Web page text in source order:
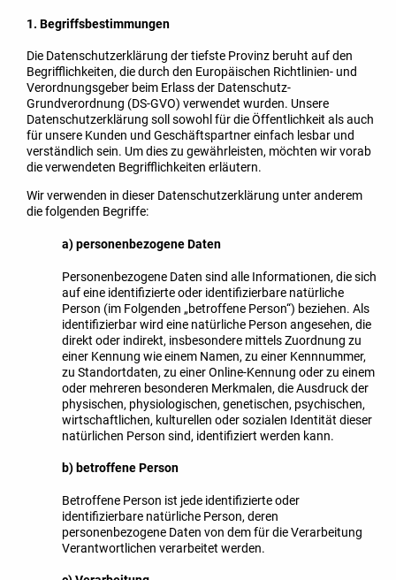
1. Begriffsbestimmungen
Die Datenschutzerklärung der tiefste Provinz beruht auf den
Begrifflichkeiten, die durch den Europäischen Richtlinien- und
Verordnungsgeber beim Erlass der Datenschutz-
Grundverordnung (DS-GVO) verwendet wurden. Unsere
Datenschutzerklärung soll sowohl für die Öffentlichkeit als auch
für unsere Kunden und Geschäftspartner einfach lesbar und
verständlich sein. Um dies zu gewährleisten, möchten wir vorab
die verwendeten Begrifflichkeiten erläutern.
Wir verwenden in dieser Datenschutzerklärung unter anderem
die folgenden Begriffe:
a) personenbezogene Daten
Personenbezogene Daten sind alle Informationen, die sich
auf eine identifizierte oder identifizierbare natürliche
Person (im Folgenden „betroffene Person“) beziehen. Als
identifizierbar wird eine natürliche Person angesehen, die
direkt oder indirekt, insbesondere mittels Zuordnung zu
einer Kennung wie einem Namen, zu einer Kennnummer,
zu Standortdaten, zu einer Online-Kennung oder zu einem
oder mehreren besonderen Merkmalen, die Ausdruck der
physischen, physiologischen, genetischen, psychischen,
wirtschaftlichen, kulturellen oder sozialen Identität dieser
natürlichen Person sind, identifiziert werden kann.
b) betroffene Person
Betroffene Person ist jede identifizierte oder
identifizierbare natürliche Person, deren
personenbezogene Daten von dem für die Verarbeitung
Verantwortlichen verarbeitet werden.